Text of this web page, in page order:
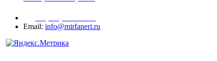
Email: info@mirfaneri.ru